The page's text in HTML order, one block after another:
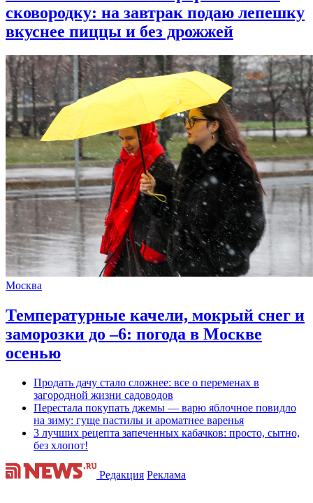
сковородку: на завтрак подаю лепешку
вкуснее пиццы и без дрожжей
Москва
Температурные качели, мокрый снег и
заморозки до –6: погода в Москве
осенью
Продать дачу стало сложнее: все о переменах в
загородной жизни садоводов
Перестала покупать джемы — варю яблочное повидло
на зиму: гуще пастилы и ароматнее варенья
3 лучших рецепта запеченных кабачков: просто, сытно,
без хлопот!
Редакция Реклама